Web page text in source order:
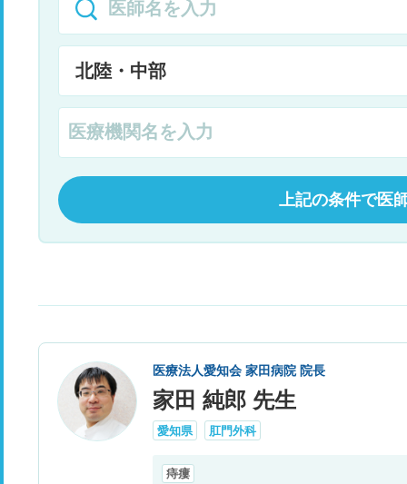
上記の条件で医
医療法人愛知会 家田病院 院長
家田 純郎 先生
愛知県 肛門外科
痔瘻